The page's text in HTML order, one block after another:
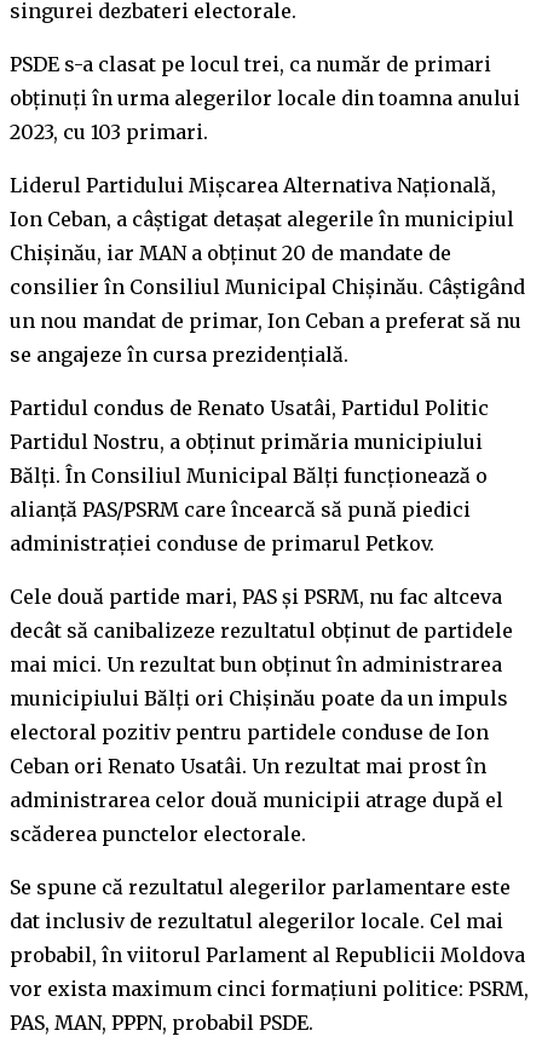
singurei dezbateri electorale.
PSDE s-a clasat pe locul trei, ca număr de primari
obținuți în urma alegerilor locale din toamna anului
2023, cu 103 primari.
Liderul Partidului Mișcarea Alternativa Națională,
Ion Ceban, a câștigat detașat alegerile în municipiul
Chișinău, iar MAN a obținut 20 de mandate de
consilier în Consiliul Municipal Chișinău. Câștigând
un nou mandat de primar, Ion Ceban a preferat să nu
se angajeze în cursa prezidențială.
Partidul condus de Renato Usatâi, Partidul Politic
Partidul Nostru, a obținut primăria municipiului
Bălți. În Consiliul Municipal Bălți funcționează o
alianță PAS/PSRM care încearcă să pună piedici
administrației conduse de primarul Petkov.
Cele două partide mari, PAS și PSRM, nu fac altceva
decât să canibalizeze rezultatul obținut de partidele
mai mici. Un rezultat bun obținut în administrarea
municipiului Bălți ori Chișinău poate da un impuls
electoral pozitiv pentru partidele conduse de Ion
Ceban ori Renato Usatâi. Un rezultat mai prost în
administrarea celor două municipii atrage după el
scăderea punctelor electorale.
Se spune că rezultatul alegerilor parlamentare este
dat inclusiv de rezultatul alegerilor locale. Cel mai
probabil, în viitorul Parlament al Republicii Moldova
vor exista maximum cinci formațiuni politice: PSRM,
PAS, MAN, PPPN, probabil PSDE.